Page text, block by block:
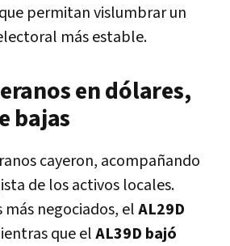
permitan vislumbrar un
más estable.
en dólares,
bajas
cayeron, acompañando
de los activos locales.
negociados, elAL29D
que elAL39D bajó